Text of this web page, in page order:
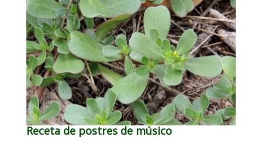
Receta de postres de músico